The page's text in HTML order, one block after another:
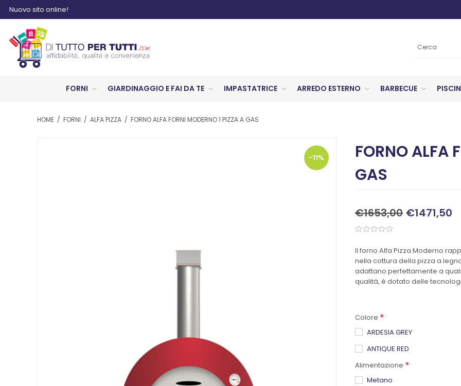
Nuovo sito online!
FORNI GIARDINAGGIO E FAI DA TE IMPASTATRICE ARREDO ESTERNO BARBECUE
HOME / FORNI / ALFA PIZZA / FORNO ALFA FORNI MODERNO 1 PIZZA A GAS
-11%
FORNO ALFA
GAS
€1653,00 €1471,50
Il forno Alfa Pizza Moderno
nella cottura della pizza a
adattano perfettamente a
qualità, è dotato delle
Colore *
ARDESIA GREY
ANTIQUE RED
Alimentazione *
Metano